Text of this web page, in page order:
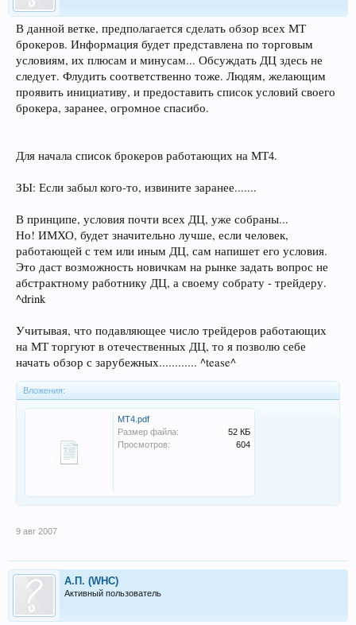
В данной ветке, предполагается сделать обзор всех МТ
брокеров. Информация будет представлена по торговым
условиям, их плюсам и минусам... Обсуждать ДЦ здесь не
следует. Флудить соответственно тоже. Людям, желающим
проявить инициативу, и предоставить список условий своего
брокера, заранее, огромное спасибо.
Для начала список брокеров работающих на МТ4.
ЗЫ: Если забыл кого-то, извините заранее.......
В принципе, условия почти всех ДЦ, уже собраны...
Но! ИМХО, будет значительно лучше, если человек,
работающей с тем или иным ДЦ, сам напишет его условия.
Это даст возможность новичкам на рынке задать вопрос не
абстрактному работнику ДЦ, а своему собрату - трейдеру.
^drink
Учитывая, что подавляющее число трейдеров работающих
на МТ торгуют в отечественных ДЦ, то я позволю себе
начать обзор с зарубежных............ ^tease^
Вложения:
MT4.pdf
Размер файла:
52 КБ
Просмотров:
604
9 авг 2007
А.П. (WHC)
Активный пользователь